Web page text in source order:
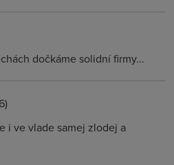
dočkáme solidní firmy...
i ve vlade samej zlodej a